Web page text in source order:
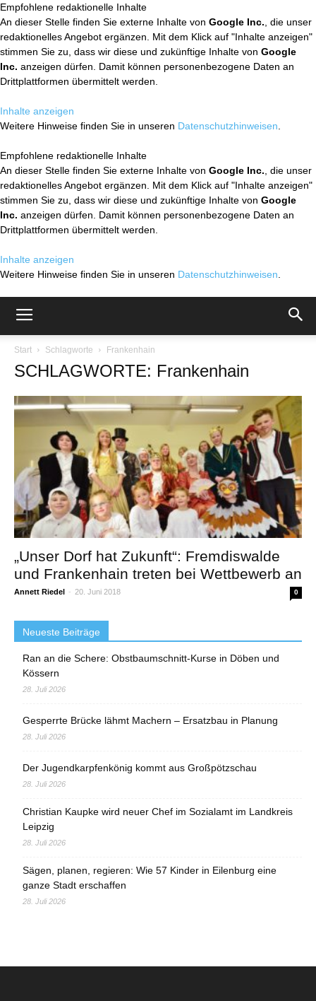
Empfohlene redaktionelle Inhalte
An dieser Stelle finden Sie externe Inhalte von Google Inc. , die unser
redaktionelles Angebot ergänzen. Mit dem Klick auf "Inhalte anzeigen"
stimmen Sie zu, dass wir diese und zukünftige Inhalte von Google
Inc. anzeigen dürfen. Damit können personenbezogene Daten an
Drittplattformen übermittelt werden.
Inhalte anzeigen
Weitere Hinweise finden Sie in unseren Datenschutzhinweisen
Empfohlene redaktionelle Inhalte
An dieser Stelle finden Sie externe Inhalte von Google Inc. , die unser
redaktionelles Angebot ergänzen. Mit dem Klick auf "Inhalte anzeigen"
stimmen Sie zu, dass wir diese und zukünftige Inhalte von Google
Inc. anzeigen dürfen. Damit können personenbezogene Daten an
Drittplattformen übermittelt werden.
Inhalte anzeigen
Weitere Hinweise finden Sie in unseren Datenschutzhinweisen
Start Schlagworte Frankenhain
SCHLAGWORTE: Frankenhain
„Unser Dorf hat Zukunft“: Fremdiswalde
und Frankenhain treten bei Wettbewerb an
Annett Riedel - 20. Juni 2018 0
Neueste Beiträge
Ran an die Schere: Obstbaumschnitt-Kurse in Döben und
Kössern
28. Juli 2026
Gesperrte Brücke lähmt Machern – Ersatzbau in Planung
28. Juli 2026
Der Jugendkarpfenkönig kommt aus Großpötzschau
28. Juli 2026
Christian Kaupke wird neuer Chef im Sozialamt im Landkreis
Leipzig
28. Juli 2026
Sägen, planen, regieren: Wie 57 Kinder in Eilenburg eine
ganze Stadt erschaffen
28. Juli 2026